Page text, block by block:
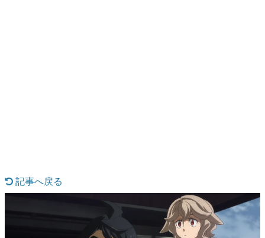
なんでゲームは面白い？
ゲーム開発者・hamatsu氏がゲームの魅力を画面や操作の
具体的な形から解き明かしていく、硬派で骨太な評論連載
記事へ戻る